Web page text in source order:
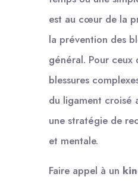
est au cœur de la
la prévention des
général. Pour
blessures
du ligament croisé
une stratégie de
et mentale.
Faire appel à un